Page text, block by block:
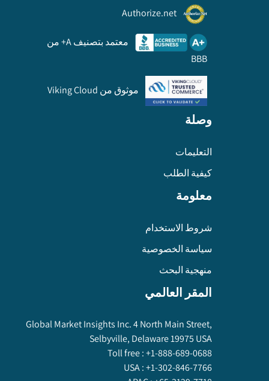
Authorize.net
معتمد بتصنيف A+ من
BBB
موثوق من Viking Cloud
وصلة
التعليمات
كيفية الطلب
معلومة
شروط الاستخدام
سياسة الخصوصية
منهجية البحث
المقر العالمي
Global Market Insights Inc. 4 North Main Street,
Selbyville, Delaware 19975 USA
Toll free :+1-888-689-0688
USA :+1-302-846-7766